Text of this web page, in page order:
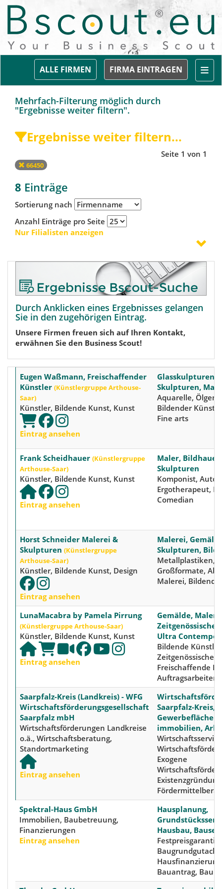
FIRMA EINTRAGEN
ALLE FIRMEN
Mehrfach-Filterung möglich durch
"Ergebnisse weiter filtern".
Ergebnisse weiter filtern...
Seite 1 von 1
66450
8 Einträge
Sortierung nach
Anzahl Einträge pro Seite
Nur Filialisten anzeigen
Durch Anklicken eines Ergebnisses gelangen
Sie in den zugehörigen Eintrag.
Unsere Firmen freuen sich auf Ihren Kontakt,
erwähnen Sie den Business Scout!
Eugen Waßmann, Freischaffender
Künstler (Künstlergruppe Arthouse-
Saar)
Künstler, Bildende Kunst, Kunst
Eintrag ansehen
Glasskulpturen,
Skulpturen,
Aquarelle,
Bildender
Fine arts
Frank Scheidhauer (Künstlergruppe
Arthouse-Saar)
Künstler, Bildende Kunst, Kunst
Eintrag ansehen
Maler,
Skulpturen
Komponist, Autor,
Ergotherapeut,
Comedian
Horst Schneider Malerei &
Skulpturen (Künstlergruppe
Arthouse-Saar)
Künstler, Bildende Kunst, Design
Eintrag ansehen
Malerei,
Skulpturen,
Metallplastiken,
Großformate,
Malerei,
LunaMacabra by Pamela Pirrung
(Künstlergruppe Arthouse-Saar)
Künstler, Bildende Kunst, Kunst
Eintrag ansehen
Gemälde,
Zeitgenössische
Ultra
Bildende
Zeitgenössische
Freischaffende
Auftragsarbeiten
Saarpfalz-Kreis (Landkreis) - WFG
Wirtschaftsförderungsgesellschaft
Saarpfalz mbH
Wirtschaftsförderungen Landkreise
o.ä., Wirtschaftsberatung,
Standortmarketing
Eintrag ansehen
Saarpfalz-Kreis,
Gewerbeflächen
immobilien,
Exogene
Spektral-Haus GmbH
Immobilien, Baubetreuung,
Finanzierungen
Eintrag ansehen
Hausplanung,
Hausbau,
Festpreisgarantie,
Bauantrag,